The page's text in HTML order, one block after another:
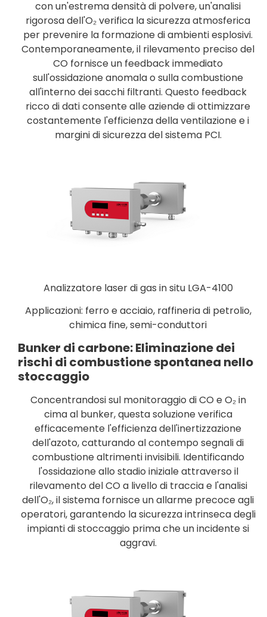
con un'estrema densità di polvere, un'analisi
rigorosa dell'O₂ verifica la sicurezza atmosferica
per prevenire la formazione di ambienti esplosivi.
Contemporaneamente, il rilevamento preciso del
CO fornisce un feedback immediato
sull'ossidazione anomala o sulla combustione
all'interno dei sacchi filtranti. Questo feedback
ricco di dati consente alle aziende di ottimizzare
costantemente l'efficienza della ventilazione e i
margini di sicurezza del sistema PCI.
Analizzatore laser di gas in situ LGA-4100
Applicazioni: ferro e acciaio, raffineria di petrolio,
chimica fine, semi-conduttori
Bunker di carbone: Eliminazione dei
rischi di combustione spontanea nello
stoccaggio
Concentrandosi sul monitoraggio di CO e O₂ in
cima al bunker, questa soluzione verifica
efficacemente l'efficienza dell'inertizzazione
dell'azoto, catturando al contempo segnali di
combustione altrimenti invisibili. Identificando
l'ossidazione allo stadio iniziale attraverso il
rilevamento del CO a livello di traccia e l'analisi
dell'O₂, il sistema fornisce un allarme precoce agli
operatori, garantendo la sicurezza intrinseca degli
impianti di stoccaggio prima che un incidente si
aggravi.